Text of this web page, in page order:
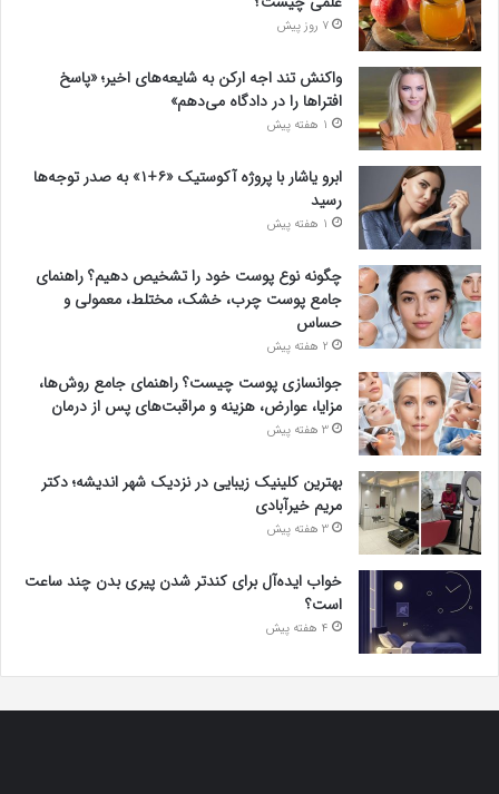
7 روز پیش
واکنش تند اجه ارکن به شایعه‌های اخیر؛ «پاسخ
افتراها را در دادگاه می‌دهم»
1 هفته پیش
ابرو یاشار با پروژه آکوستیک «۶+۱» به صدر توجه‌ها
رسید
1 هفته پیش
چگونه نوع پوست خود را تشخیص دهیم؟ راهنمای
جامع پوست چرب، خشک، مختلط، معمولی و
حساس
2 هفته پیش
جوانسازی پوست چیست؟ راهنمای جامع روش‌ها،
مزایا، عوارض، هزینه و مراقبت‌های پس از درمان
3 هفته پیش
بهترین کلینیک زیبایی در نزدیک شهر اندیشه؛ دکتر
مریم خیرآبادی
3 هفته پیش
خواب ایده‌آل برای کندتر شدن پیری بدن چند ساعت
است؟
4 هفته پیش